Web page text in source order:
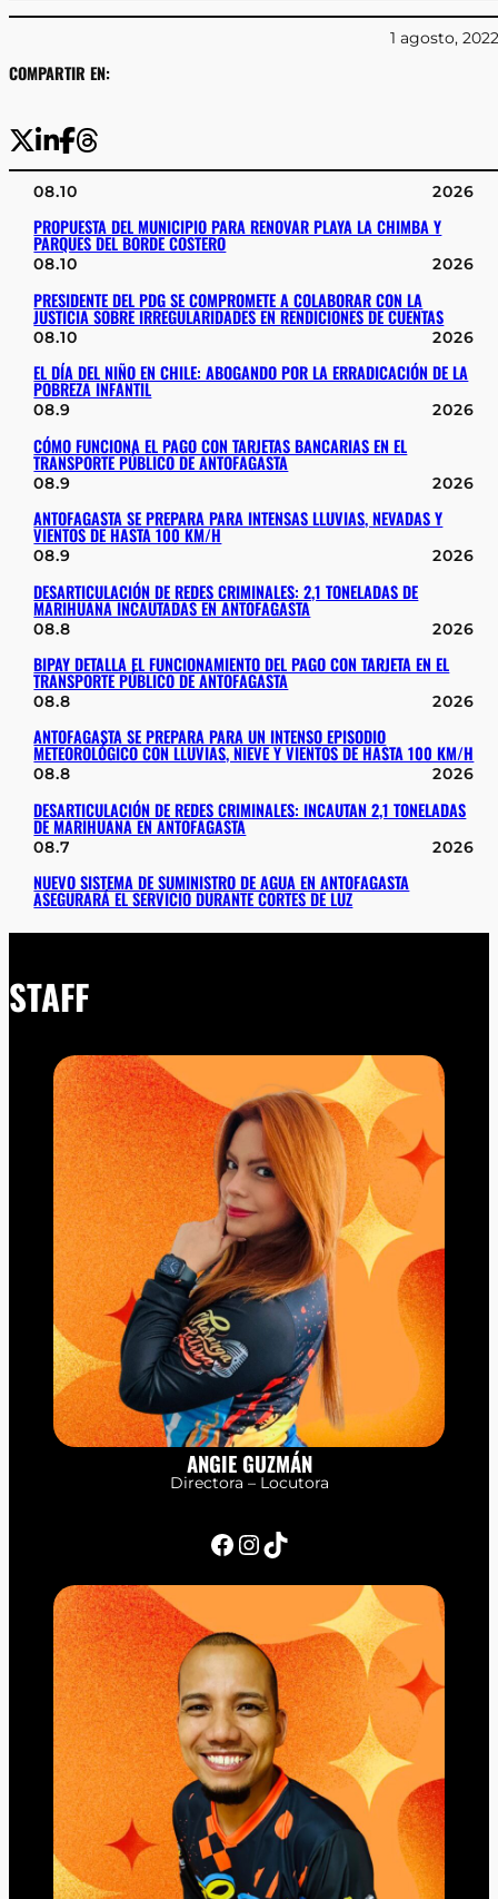
COMPARTIR EN:
1 agosto, 2022
08.10 2026
PROPUESTA DEL MUNICIPIO PARA RENOVAR PLAYA LA CHIMBA Y
PARQUES DEL BORDE COSTERO
08.10 2026
PRESIDENTE DEL PDG SE COMPROMETE A COLABORAR CON LA
JUSTICIA SOBRE IRREGULARIDADES EN RENDICIONES DE CUENTAS
08.10 2026
EL DÍA DEL NIÑO EN CHILE: ABOGANDO POR LA ERRADICACIÓN DE LA
POBREZA INFANTIL
08.9 2026
CÓMO FUNCIONA EL PAGO CON TARJETAS BANCARIAS EN EL
TRANSPORTE PÚBLICO DE ANTOFAGASTA
08.9 2026
ANTOFAGASTA SE PREPARA PARA INTENSAS LLUVIAS, NEVADAS Y
VIENTOS DE HASTA 100 KM/H
08.9 2026
DESARTICULACIÓN DE REDES CRIMINALES: 2,1 TONELADAS DE
MARIHUANA INCAUTADAS EN ANTOFAGASTA
08.8 2026
BIPAY DETALLA EL FUNCIONAMIENTO DEL PAGO CON TARJETA EN EL
TRANSPORTE PÚBLICO DE ANTOFAGASTA
08.8 2026
ANTOFAGASTA SE PREPARA PARA UN INTENSO EPISODIO
METEOROLÓGICO CON LLUVIAS, NIEVE Y VIENTOS DE HASTA 100 KM/H
08.8 2026
DESARTICULACIÓN DE REDES CRIMINALES: INCAUTAN 2,1 TONELADAS
DE MARIHUANA EN ANTOFAGASTA
08.7 2026
NUEVO SISTEMA DE SUMINISTRO DE AGUA EN ANTOFAGASTA
ASEGURARÁ EL SERVICIO DURANTE CORTES DE LUZ
STAFF
ANGIE GUZMÁN
Directora – Locutora
Facebook InstagramTikTok